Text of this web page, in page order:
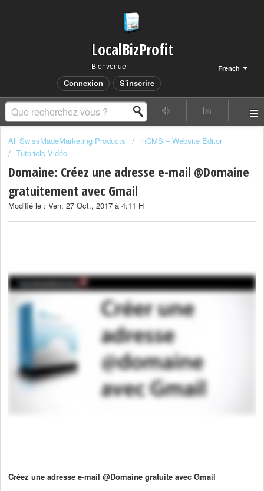
LocalBizProfit
French
Bienvenue
Connexion S'inscrire
All SwissMadeMarketing Products
inCMS – Website Editor
Tutoriels Vidéo
Domaine: Créez une adresse e-mail @Domaine
gratuitement avec Gmail
Modifié le : Ven, 27 Oct., 2017 à 4:11 H
Créez une adresse e-mail @Domaine gratuite avec Gmail